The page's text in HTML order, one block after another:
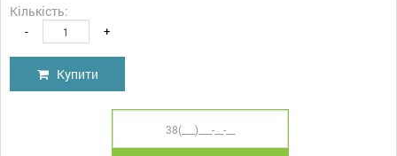
Кількість:
- +
Купити